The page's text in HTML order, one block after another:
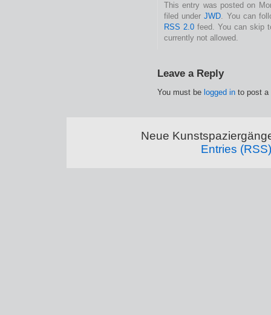
This entry was posted on
filed underJWD. You can
RSS 2.0feed. You can skip
currently not allowed.
Leave a Reply
You must be logged in to post a
Neue
Entries (RSS)